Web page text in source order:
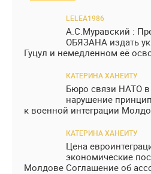
LELEA1986
А.С.Муравский :
ОБЯЗАНА издать
Гуцул и немедленном её
КАТЕРИНА ХАНЕИТУ
Бюро связи НАТО
нарушение
к военной интеграции
КАТЕРИНА ХАНЕИТУ
Цена
экономические
Молдове Соглашение об